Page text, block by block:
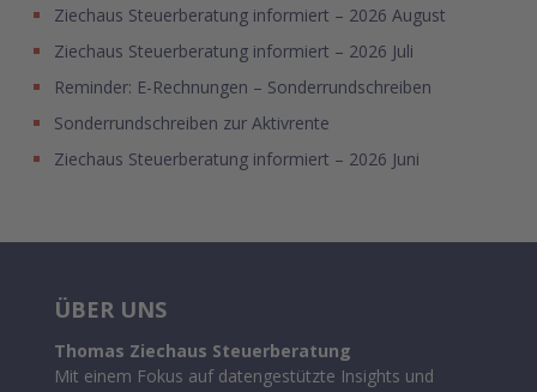
Ziechaus Steuerberatung informiert – 2026 August
Ziechaus Steuerberatung informiert – 2026 Juli
Reminder: E-Rechnungen – Sonderrundschreiben
Sonderrundschreiben zur Aktivrente
Ziechaus Steuerberatung informiert – 2026 Juni
ÜBER UNS
Thomas Ziechaus Steuerberatung
Mit einem Fokus auf datengestützte Insights und